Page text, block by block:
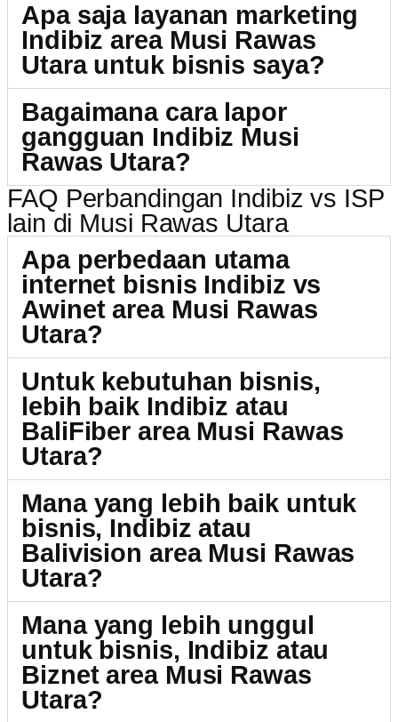
Apa saja layanan marketing
Indibiz area Musi Rawas
Utara untuk bisnis saya?
Bagaimana cara lapor
gangguan Indibiz Musi
Rawas Utara?
FAQ Perbandingan Indibiz vs ISP
lain di Musi Rawas Utara
Apa perbedaan utama
internet bisnis Indibiz vs
Awinet area Musi Rawas
Utara?
Untuk kebutuhan bisnis,
lebih baik Indibiz atau
BaliFiber area Musi Rawas
Utara?
Mana yang lebih baik untuk
bisnis, Indibiz atau
Balivision area Musi Rawas
Utara?
Mana yang lebih unggul
untuk bisnis, Indibiz atau
Biznet area Musi Rawas
Utara?